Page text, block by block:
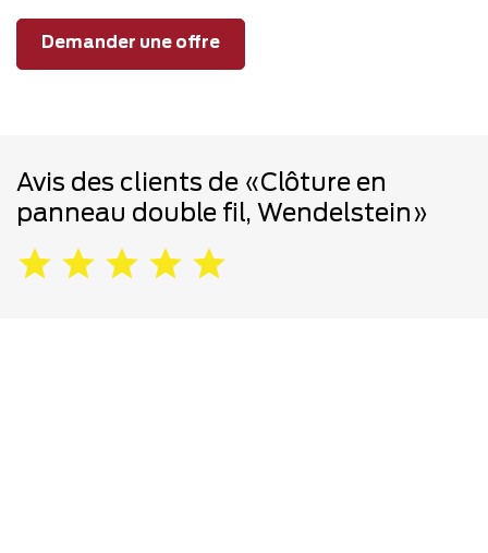
Demander une offre
Avis des clients de «Clôture en
panneau double fil, Wendelstein»